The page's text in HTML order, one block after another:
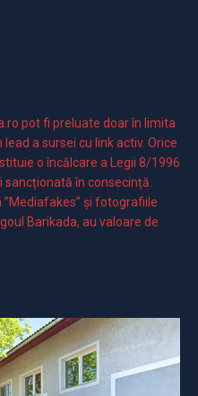
pot fi preluate doar în limita
a sursei cu link activ. Orice
o încălcare a Legii 8/1996
în consecință.
și fotografiile
Barikada, au valoare de